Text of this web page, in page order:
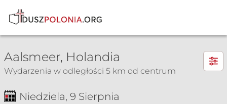
×
Msza Św. i nabożeństwa
Aalsmeer, Holandia
Wydarzenia w odległości 5 km od centrum
Niedziela, 9 Sierpnia